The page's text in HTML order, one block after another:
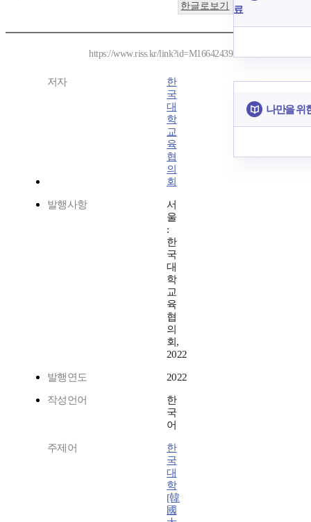
한글로보기
https://www.riss.kr/link?id=M16642439
저자
한
국
대
학
교
육
협
의
회
발행사항
서
울
:
한
국
대
학
교
육
협
의
회,
2022
발행연도 2022
작성언어
한
국
어
주제어
한
국
대
학
[韓
國
료
나만을 위